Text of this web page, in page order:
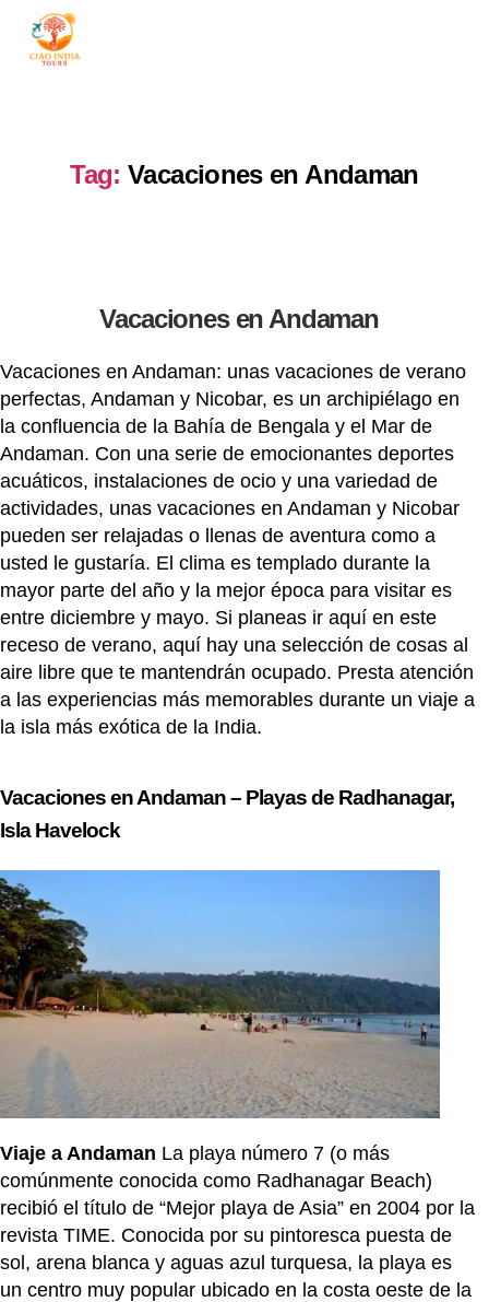
Tag: Vacaciones en Andaman
Vacaciones en Andaman
Vacaciones en Andaman: unas vacaciones de verano
perfectas, Andaman y Nicobar, es un archipiélago en
la confluencia de la Bahía de Bengala y el Mar de
Andaman. Con una serie de emocionantes deportes
acuáticos, instalaciones de ocio y una variedad de
actividades, unas vacaciones en Andaman y Nicobar
pueden ser relajadas o llenas de aventura como a
usted le gustaría. El clima es templado durante la
mayor parte del año y la mejor época para visitar es
entre diciembre y mayo. Si planeas ir aquí en este
receso de verano, aquí hay una selección de cosas al
aire libre que te mantendrán ocupado. Presta atención
a las experiencias más memorables durante un viaje a
la isla más exótica de la India.
Vacaciones en Andaman – Playas de Radhanagar,
Isla Havelock
Viaje a Andaman La playa número 7 (o más
comúnmente conocida como Radhanagar Beach)
recibió el título de “Mejor playa de Asia” en 2004 por la
revista TIME. Conocida por su pintoresca puesta de
sol, arena blanca y aguas azul turquesa, la playa es
un centro muy popular ubicado en la costa oeste de la